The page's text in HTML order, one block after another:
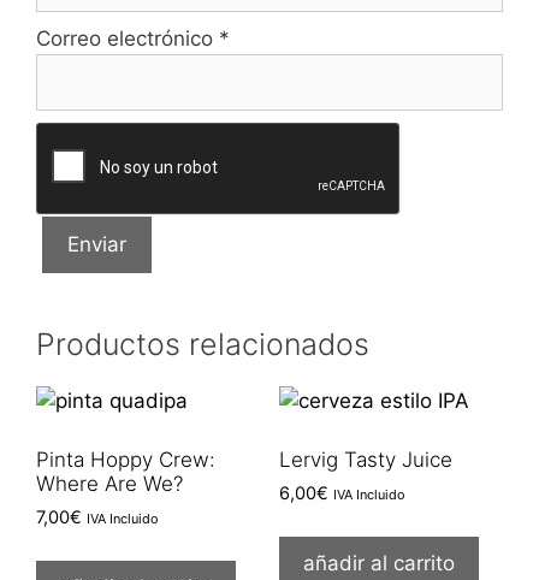
Correo electrónico *
Productos relacionados
Pinta Hoppy Crew:
Where Are We?
7,00€ IVA Incluido
Lervig Tasty Juice
6,00€ IVA Incluido
añadir al carrito